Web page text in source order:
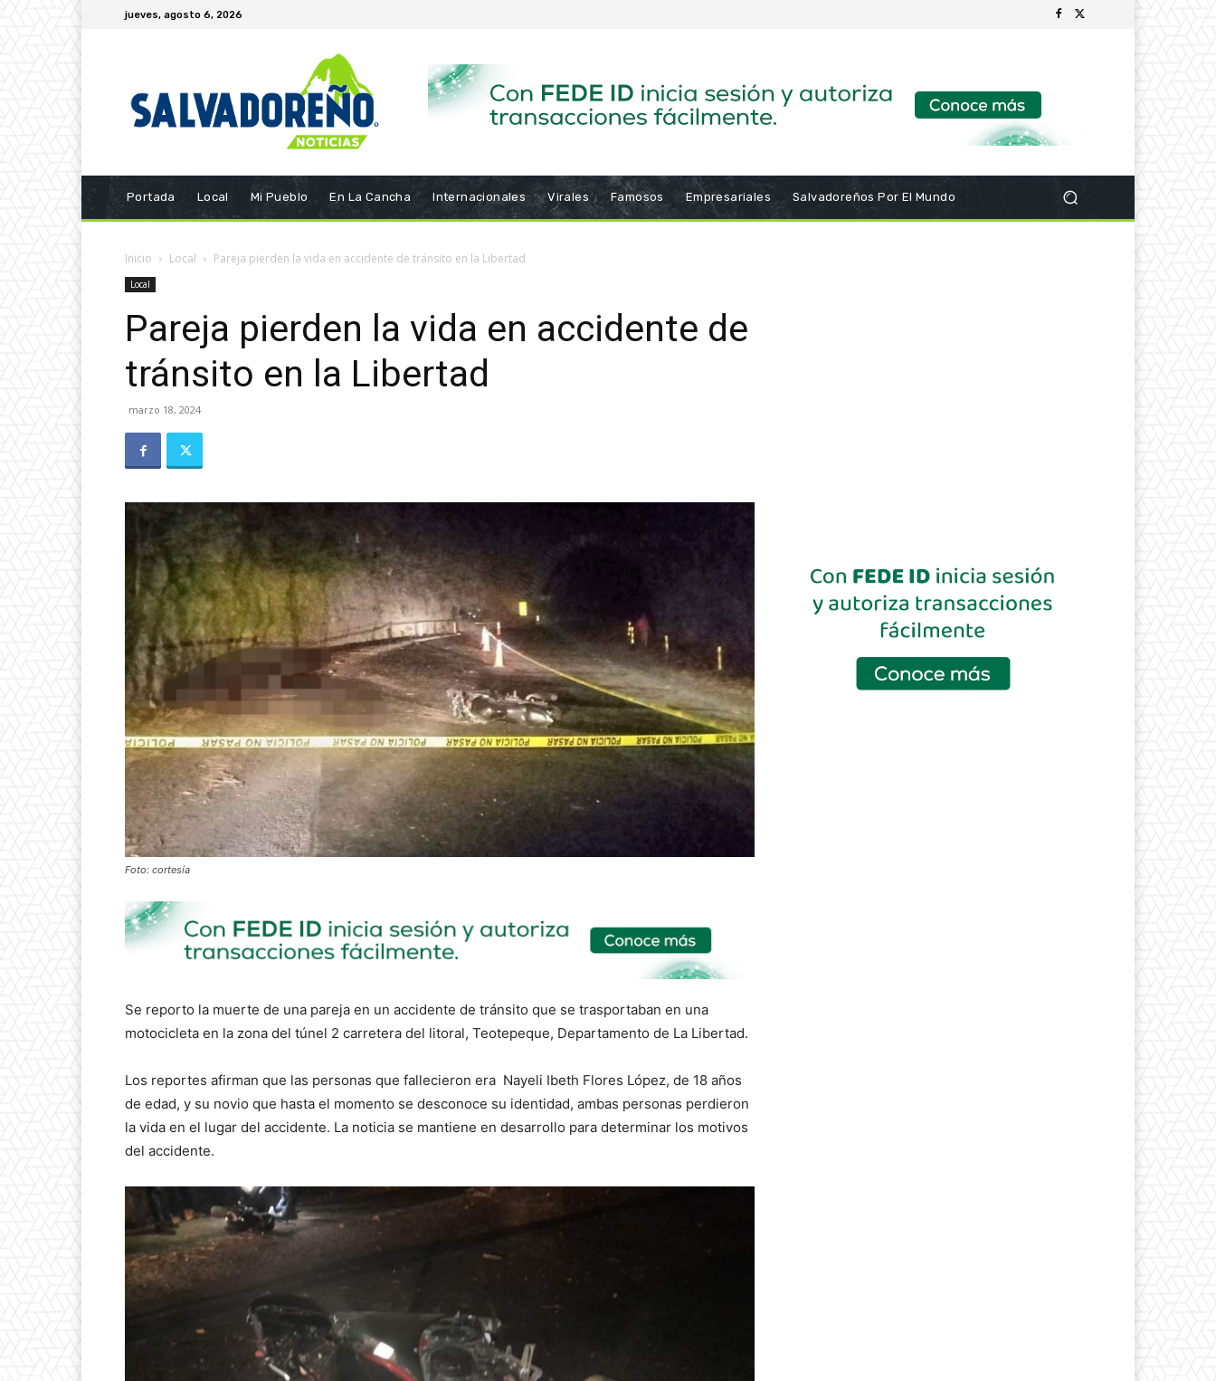
jueves, agosto 6, 2026
Portada Local Mi Pueblo En La Cancha Internacionales Virales Famosos Empresariales Salvadoreños Por El Mundo
Inicio Local Pareja pierden la vida en accidente de tránsito en la Libertad
Local
Pareja pierden la vida en accidente de
tránsito en la Libertad
marzo 18, 2024
Foto: cortesía
Se reporto la muerte de una pareja en un accidente de tránsito que se trasportaban en una
motocicleta en la zona del túnel 2 carretera del litoral, Teotepeque, Departamento de La Libertad.
Los reportes afirman que las personas que fallecieron era Nayeli Ibeth Flores López, de 18 años
de edad, y su novio que hasta el momento se desconoce su identidad, ambas personas perdieron
la vida en el lugar del accidente. La noticia se mantiene en desarrollo para determinar los motivos
del accidente.